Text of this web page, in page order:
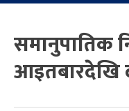
समानुपातिक
आइतबारदेखि